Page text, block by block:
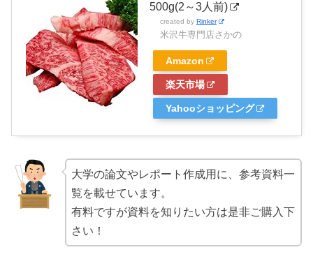
500g(2～3人前)
created by Rinker
米沢牛専門店さかの
Amazon
楽天市場
Yahooショッピング
大学の論文やレポート作成用に、参考資料一
覧を載せています。
有料ですが資料を知りたい方は是非ご購入下
さい！